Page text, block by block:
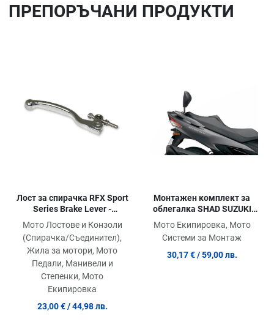
ПРЕПОРЪЧАНИ ПРОДУКТИ
Лост за спирачка RFX Sport
Series Brake Lever -
Aluminium КТМ 50/65/85
Мото Лостове и Конзоли
(Спирачка/Съединител),
Жила за мотори, Мото
Педали, Манивели и
Степенки, Мото
Екипировка
23,00 € / 44,98 лв.
Монтажен комплект за
облегалка SHAD SUZUKI
BURGMAN 400 '17
Мото Екипировка, Мото
Системи за Монтаж
30,17 € / 59,00 лв.